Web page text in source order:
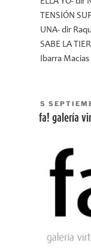
TENSIÓN
UNA- dir
SABE LA
Ibarra Macias
EL
5
fa! galería